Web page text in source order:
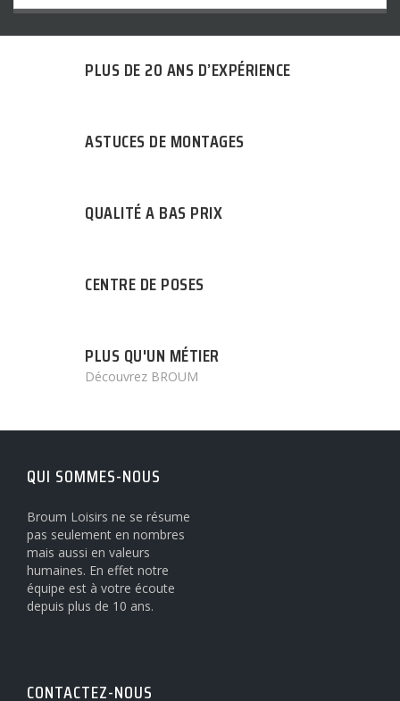
PLUS DE 20 ANS D’EXPÉRIENCE
ASTUCES DE MONTAGES
QUALITÉ A BAS PRIX
CENTRE DE POSES
PLUS QU'UN MÉTIER
Découvrez BROUM
QUI SOMMES-NOUS
Broum Loisirs ne se résume
pas seulement en nombres
mais aussi en valeurs
humaines. En effet notre
équipe est à votre écoute
depuis plus de 10 ans.
CONTACTEZ-NOUS